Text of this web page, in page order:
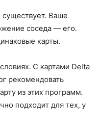
существует. Ваше
соседа — его.
карты.
С картами Delta
рекомендовать
из этих программ.
подходит для тех, у